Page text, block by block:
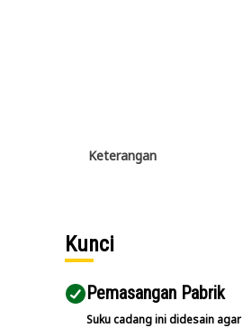
Keterangan
Kunci
Pemasangan Pabrik
Suku cadang ini didesain